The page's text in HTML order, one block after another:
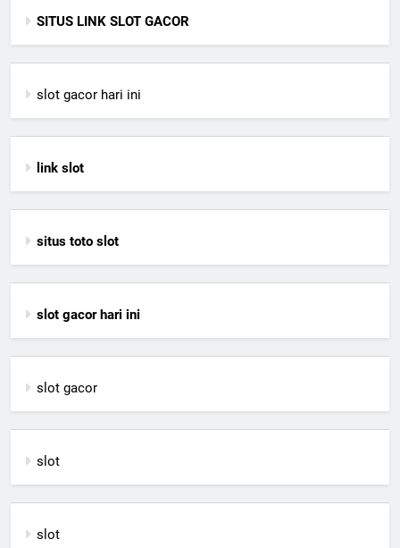
SITUS LINK SLOT GACOR
slot gacor hari ini
link slot
situs toto slot
slot gacor hari ini
slot gacor
slot
slot